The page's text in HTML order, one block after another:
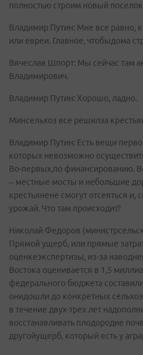
полностью строим новый
Владимир Путин: Мне все равно,
или евреи. Главное, чтобыдома
Вячеслав Шпорт: Мы сейчас там
Владимирович.
Владимир Путин: Хорошо, ладно.
Минсельхоз все решилза
Владимир Путин: Есть вещи
которых невозможно
Во-первых,по финансированию.
– местные мосты и небольшие
крестьянене смогут отсеяться и,
урожай. Что там происходит?
Николай Федоров
Прямой ущерб, или прямые
оценкеэкспертизы, из-за
Востока оценивается в 1,5
федерального бюджета
онидошли до конкретных
в течение двух-трех лет
восстанавливать плодородие
другойущерб, который есть у